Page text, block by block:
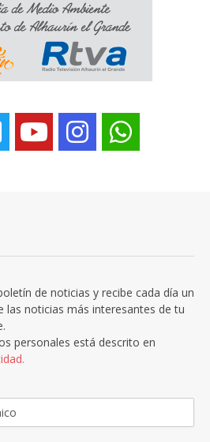
de noticias y recibe cada día un
las noticias más interesantes de tu
personales está descrito en